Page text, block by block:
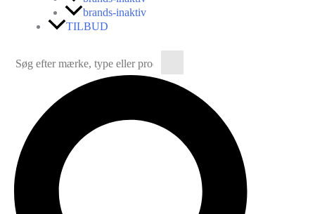
brands-inaktiv
TILBUD
efter: